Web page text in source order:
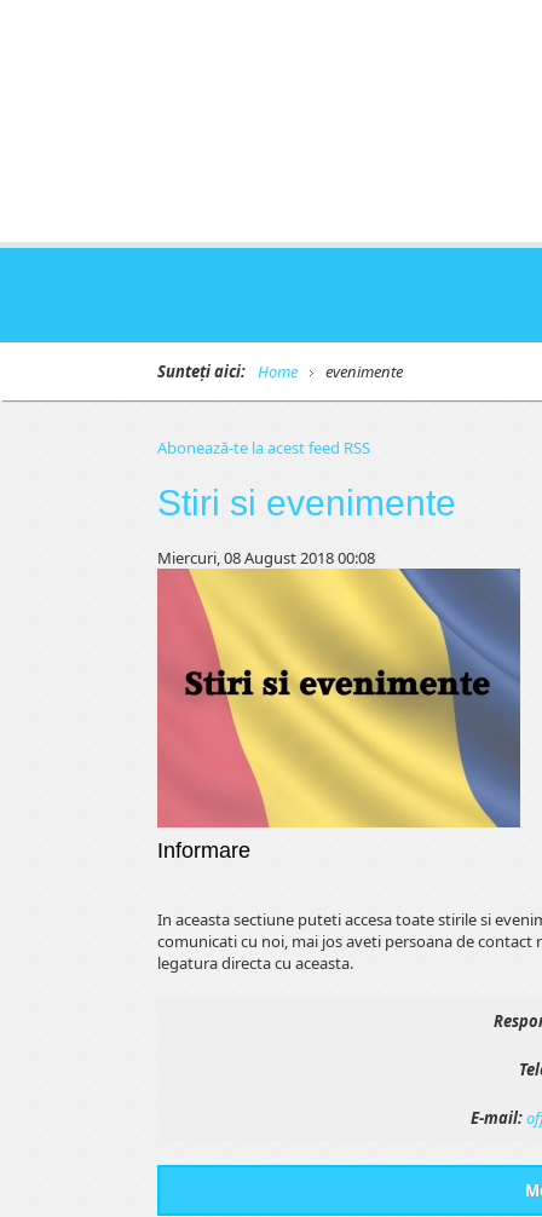
Sunteți aici: Home evenimente
Abonează-te la acest feed RSS
Stiri si evenimente
Miercuri, 08 August 2018 00:08
Informare
In aceasta sectiune puteti accesa toate stirile si
comunicati cu noi, mai jos aveti persoana de
legatura directa cu aceasta.
E-mail: